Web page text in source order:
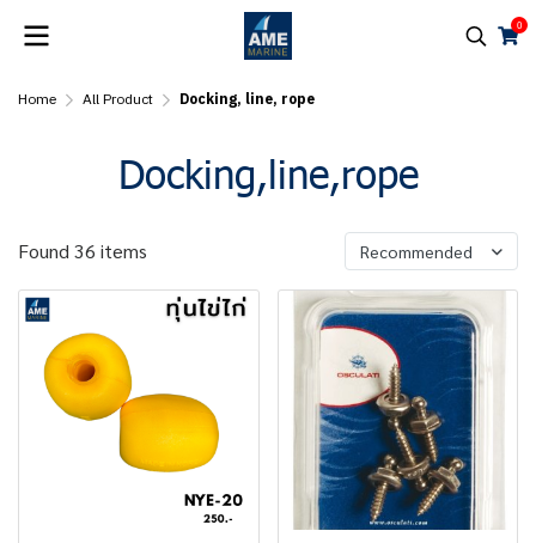
0
Home All Product Docking, line, rope
Docking,line,rope
Found 36 items Recommended